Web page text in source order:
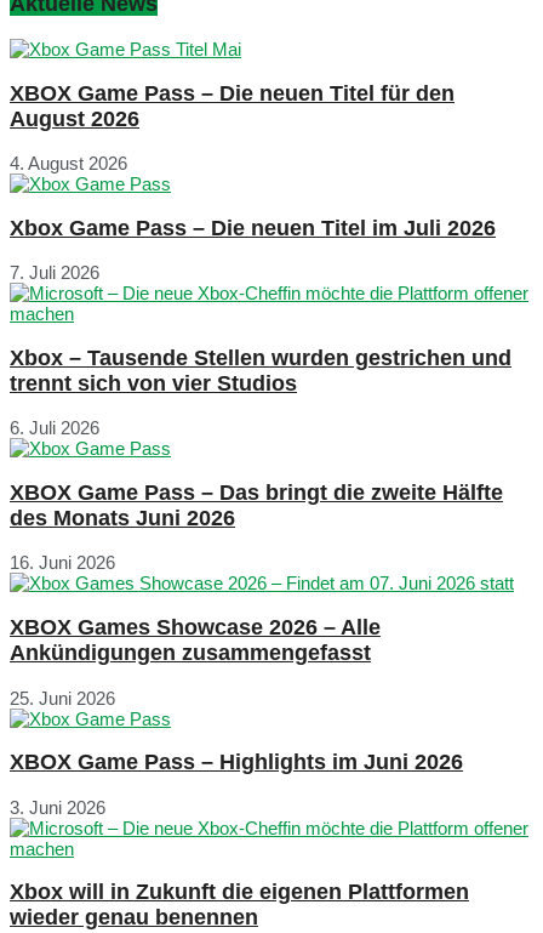
XBOX Game Pass – Die neuen Titel für den
August 2026
4. August 2026
Xbox Game Pass – Die neuen Titel im Juli 2026
7. Juli 2026
Xbox – Tausende Stellen wurden gestrichen und
trennt sich von vier Studios
6. Juli 2026
XBOX Game Pass – Das bringt die zweite Hälfte
des Monats Juni 2026
16. Juni 2026
XBOX Games Showcase 2026 – Alle
Ankündigungen zusammengefasst
25. Juni 2026
XBOX Game Pass – Highlights im Juni 2026
3. Juni 2026
Xbox will in Zukunft die eigenen Plattformen
wieder genau benennen